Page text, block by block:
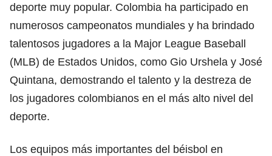
deporte muy popular. Colombia ha participado en
numerosos campeonatos mundiales y ha brindado
talentosos jugadores a la Major League Baseball
(MLB) de Estados Unidos, como Gio Urshela y José
Quintana, demostrando el talento y la destreza de
los jugadores colombianos en el más alto nivel del
deporte.
Los equipos más importantes del béisbol en